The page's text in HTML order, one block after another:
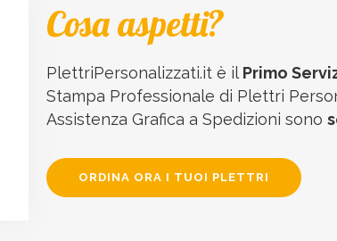
Cosa aspetti?
PlettriPersonalizzati.it è il Primo
Stampa Professionale di Plettri
Assistenza Grafica a Spedizioni sono
ORDINA ORA I TUOI PLETTRI